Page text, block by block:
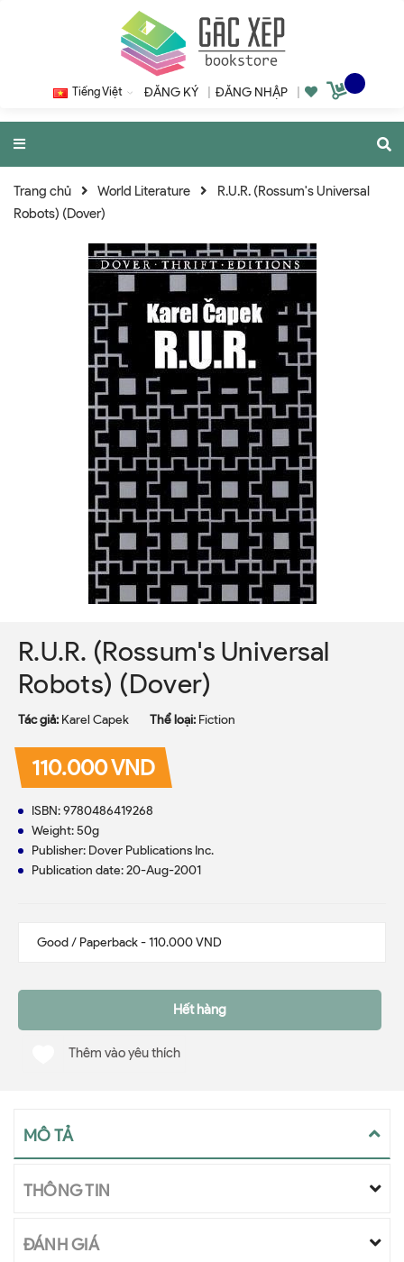
Tiếng Việt ĐĂNG KÝ ĐĂNG NHẬP
Trang chủ World Literature
R.U.R. (Rossum's Universal
Robots) (Dover)
R.U.R. (Rossum's Universal
Robots) (Dover)
Tác giả: Karel Capek Thể loại: Fiction
110.000 VND
ISBN: 9780486419268
Weight: 50g
Publisher: Dover Publications Inc.
Publication date: 20-Aug-2001
Hết hàng
Thêm vào yêu thích
MÔ TẢ
THÔNG TIN
ĐÁNH GIÁ